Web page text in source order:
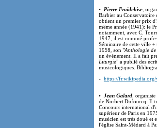
• Pierre Froidebise ,
Barbier au Conservatoire
obtient un premier prix
même année (1941): le
notamment, avec C.
1947, il est nommé
Séminaire de cette ville +
1958, son "Anthologie de
un événement. Il a fait
Liturgie" a publié des
musicologiques.
- https://
• Jean Galard ,
de Norbert Dufourcq. Il
Concours international
supérieur de Paris en
musicien est très doué et
l'église Saint-Médard à